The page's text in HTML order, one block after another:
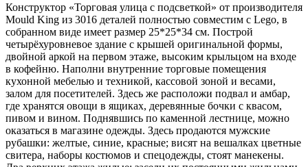
Конструктор «Торговая улица с подсветкой» от производителя
Mould King из 3016 деталей полностью совместим с Lego, в
собранном виде имеет размер 25*25*34 см. Построй
четырёхуровневое здание с крышей оригинальной формы,
двойной аркой на первом этаже, высоким крыльцом на входе
в кофейню. Наполни внутренние торговые помещения
кухонной мебелью и техникой, кассовой зоной и весами,
залом для посетителей. Здесь же расположи подвал и амбар,
где хранятся овощи в ящиках, деревянные бочки с квасом,
пивом и вином. Поднявшись по каменной лестнице, можно
оказаться в магазине одежды. Здесь продаются мужские
рубашки: желтые, синие, красные; висят на вешалках цветные
свитера, наборы костюмов и спецодежды, стоят манекены.